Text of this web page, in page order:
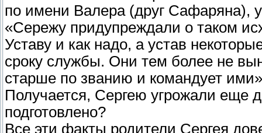
по имени Валера (друг Сафаряна),
«Сережу придупреждали о таком
Уставу и как надо, а устав
сроку службы. Они тем более не
старше по званию и командует
Получается, Сергею угрожали еще
подготовлено?
Все эти факты родители Сергея